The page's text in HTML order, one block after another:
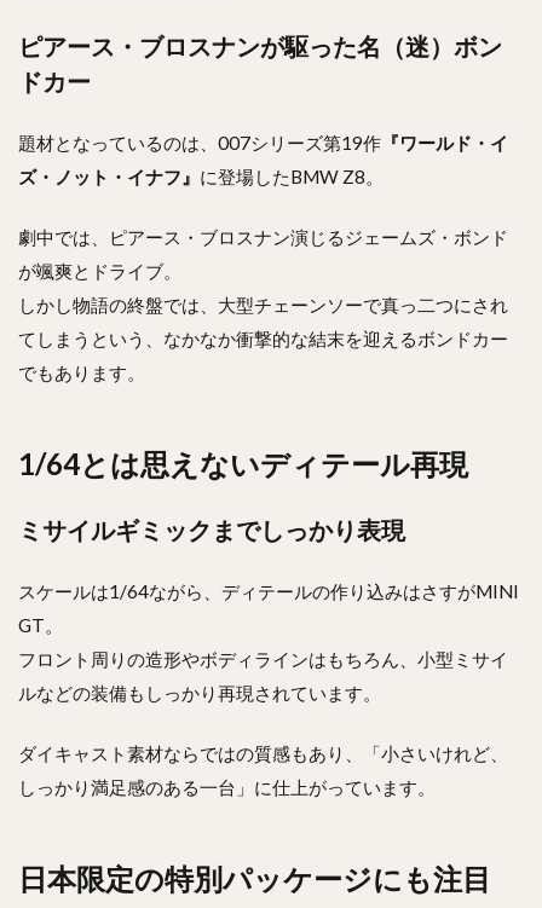
ピアース・ブロスナンが駆った名（迷）ボン
ドカー
題材となっているのは、007シリーズ第19作 『ワールド・イ
ズ・ノット・イナフ』 に登場したBMW Z8。
劇中では、ピアース・ブロスナン演じるジェームズ・ボンド
が颯爽とドライブ。
しかし物語の終盤では、大型チェーンソーで真っ二つにされ
てしまうという、なかなか衝撃的な結末を迎えるボンドカー
でもあります。
1/64とは思えないディテール再現
ミサイルギミックまでしっかり表現
スケールは1/64ながら、ディテールの作り込みはさすがMINI
GT。
フロント周りの造形やボディラインはもちろん、小型ミサイ
ルなどの装備もしっかり再現されています。
ダイキャスト素材ならではの質感もあり、「小さいけれど、
しっかり満足感のある一台」に仕上がっています。
日本限定の特別パッケージにも注目